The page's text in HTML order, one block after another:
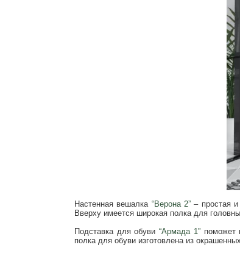
Настенная вешалка “Верона 2”– простая и
Вверху имеется широкая полка для
Подставка для обуви“Армада 1”поможет
полка для обуви изготовлена из